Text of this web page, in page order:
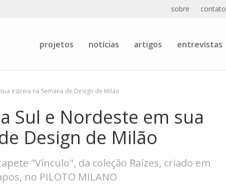
sobre contato
projetos notícias artigos entrevistas
estreia na Semana de Design de Milão
Sul e Nordeste em sua
Design de Milão
"Vínculo", da coleção Raízes, criado em
no PILOTO MILANO